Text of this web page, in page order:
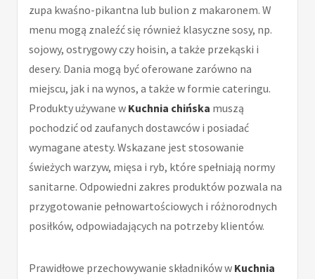
zupa kwaśno-pikantna lub bulion z makaronem. W
menu mogą znaleźć się również klasyczne sosy, np.
sojowy, ostrygowy czy hoisin, a także przekąski i
desery. Dania mogą być oferowane zarówno na
miejscu, jak i na wynos, a także w formie cateringu.
Produkty używane w Kuchnia chińska muszą
pochodzić od zaufanych dostawców i posiadać
wymagane atesty. Wskazane jest stosowanie
świeżych warzyw, mięsa i ryb, które spełniają normy
sanitarne. Odpowiedni zakres produktów pozwala na
przygotowanie pełnowartościowych i różnorodnych
posiłków, odpowiadających na potrzeby klientów.
Prawidłowe przechowywanie składników w Kuchnia